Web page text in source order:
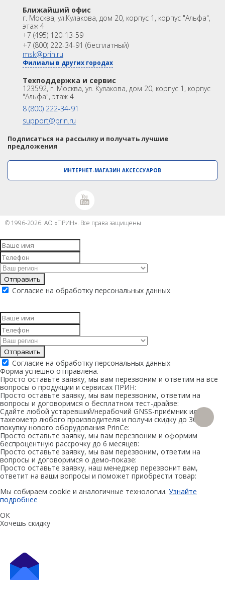
Trimble
EFIX
Трассоискатели
RidGid
Сталкер
Radiodetection
Техно-АС
Программы
Аксессуары
Агро
САУ
Системы на экскаваторы
Системы на бульдозеры
Мониторинг
ГНСС-мониторинг
Интерферометрические радары
БПЛА
Аэрофотокамеры
Геоскан
DJI
InnoSpector
Гидрография
БПВА
ОЛЭ
ADCP
ГБО
АКСЕССУАРЫ
АГРО
САУ
МОНИТОРИНГ
БПЛА
ГИДРОГРАФИЯ
РАСПРОДАЖА
Ближайший офис
г. Москва, ул.Кулакова, дом 20, корпус 1, корпус "Альфа",
этаж 4
+7 (495) 120-13-59
+7 (800) 222-34-91 (бесплатный)
msk@prin.ru
Филиалы в других городах
Техподдержка и сервис
123592, г. Москва, ул. Кулакова, дом 20, корпус 1, корпус
"Альфа", этаж 4
8 (800) 222-34-91
support@prin.ru
Модемы
Программы
Аксеcсуары
Распродажа
ИНФОРМАЦИЯ
Акции
Техподдержка и сервис
Университет
Партнёрам
О Компании
Подписаться на рассылку и получать лучшие
предложения
ИНТЕРНЕТ-МАГАЗИН АКСЕССУАРОВ
© 1996-2026. АО «ПРИН». Все права защищены
Отправить
Согласие на обработку персональных данных
Отправить
Согласие на обработку персональных данных
Форма успешно отправлена.
Просто оставьте заявку, мы вам перезвоним и ответим на все
вопросы о продукции и сервисах ПРИН:
Просто оставьте заявку, мы вам перезвоним, ответим на
вопросы и договоримся о бесплатном тест-драйве:
Сдайте любой устаревший/нерабочий GNSS-приёмник или
тахеометр любого производителя и получи скидку до 30% на
покупку нового оборудования PrinCe:
Просто оставьте заявку, мы вам перезвоним и оформим
беспроцентную рассрочку до 6 месяцев:
Просто оставьте заявку, мы вам перезвоним, ответим на
вопросы и договоримся о демо-показе:
Просто оставьте заявку, наш менеджер перезвонит вам,
ответит на ваши вопросы и поможет приобрести товар:
Мы собираем cookie и аналогичные технологии. Узнайте
подробнее
ОК
Хочешь скидку